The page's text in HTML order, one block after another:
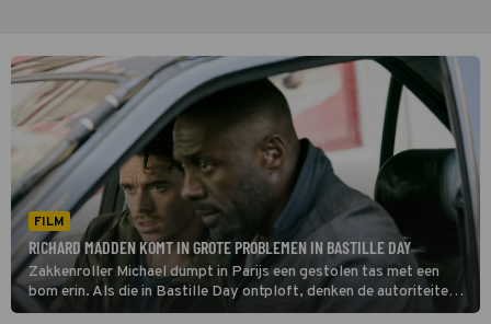
FILM
RICHARD MADDEN KOMT IN GROTE PROBLEMEN IN BASTILLE DAY
Zakkenroller Michael dumpt in Parijs een gestolen tas met een
bom erin. Als die in Bastille Day ontploft, denken de autoriteiten
dat hij achter de aanslag zit. Een CIA-agent gelooft in zijn